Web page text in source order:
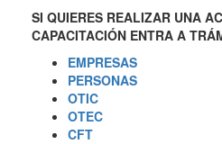
SI QUIERES REALIZAR UNA
CAPACITACIÓN ENTRA A
EMPRESAS
PERSONAS
OTIC
OTEC
CFT